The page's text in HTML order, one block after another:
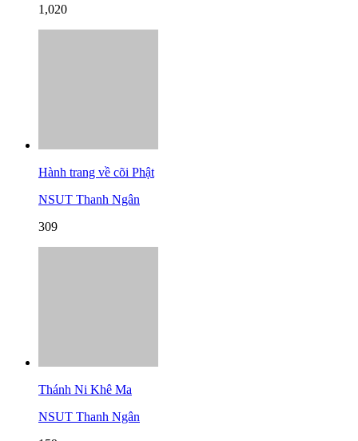
1,020
Hành trang về cõi Phật
NSUT Thanh Ngân
309
Thánh Ni Khê Ma
NSUT Thanh Ngân